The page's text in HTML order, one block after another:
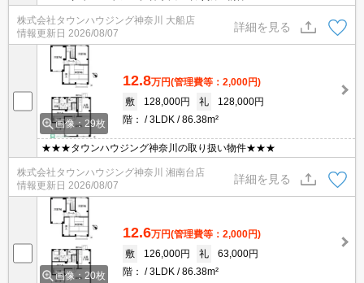
株式会社タウンハウジング神奈川 大船店
情報更新日 2026/08/07
詳細を見る
画像：29枚
12.8万円(管理費等：2,000円)
敷
128,000円 礼
128,000円
階：
3LDK 86.38m²
★★★タウンハウジング神奈川の取り扱い物件★★★
株式会社タウンハウジング神奈川 湘南台店
情報更新日 2026/08/07
詳細を見る
画像：20枚
12.6万円(管理費等：2,000円)
敷
126,000円 礼
63,000円
階：
3LDK 86.38m²